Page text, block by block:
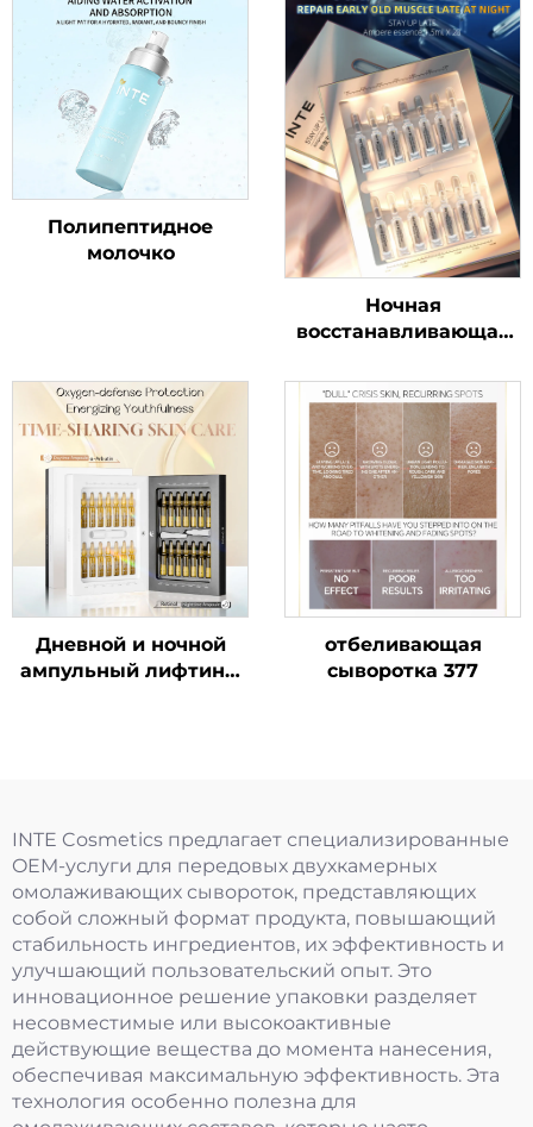
Полипептидное
молочко
Ночная
восстанавливающая
Дневной и ночной
ампульный лифтинг-
отбеливающая
сыворотка 377
INTE Cosmetics предлагает специализированные
OEM-услуги для передовых двухкамерных
омолаживающих сывороток, представляющих
собой сложный формат продукта, повышающий
стабильность ингредиентов, их эффективность и
улучшающий пользовательский опыт. Это
инновационное решение упаковки разделяет
несовместимые или высокоактивные
действующие вещества до момента нанесения,
обеспечивая максимальную эффективность. Эта
технология особенно полезна для